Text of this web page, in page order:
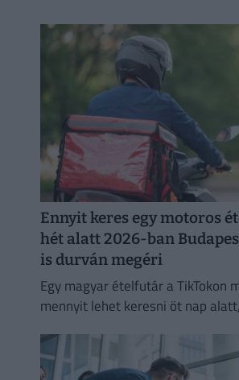
Ennyit keres egy motoros
hét alatt 2026-ban
is durván megéri
Egy magyar ételfutár a TikTokon
mennyit lehet keresni öt nap